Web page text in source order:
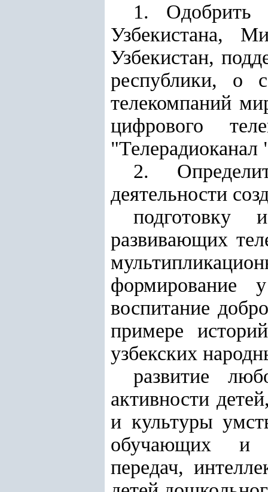
1. Одобрить
Узбекистана,
Узбекистан,
республики, о
телекомпаний
цифрового
"Телерадиоканал
2.
деятельности
подготовку
развивающих
формирование
воспитание
примере
узбекских
развитие
активности
и культуры
обучающих и
передач,